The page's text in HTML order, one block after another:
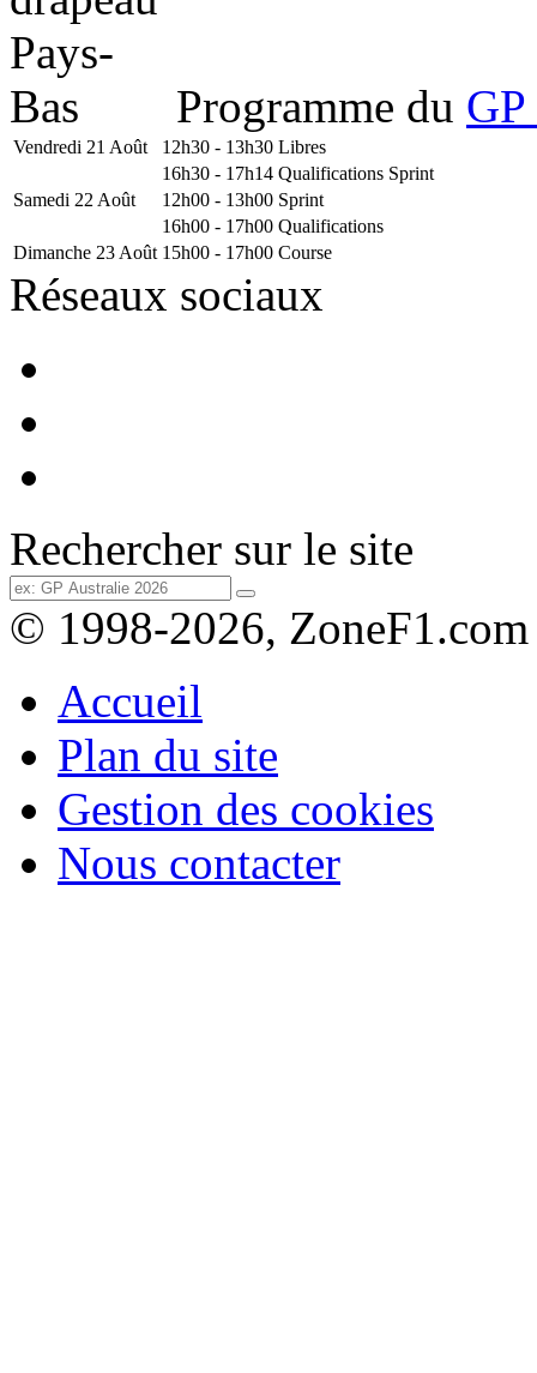
Programme du
Vendredi 21 Août 12h30 - 13h30 Libres
16h30 - 17h14 Qualifications Sprint
Samedi 22 Août
12h00 - 13h00 Sprint
16h00 - 17h00 Qualifications
Dimanche 23 Août 15h00 - 17h00 Course
Réseaux sociaux
Rechercher sur le site
© 1998-2026, ZoneF1.com
Accueil
Plan du site
Gestion des cookies
Nous contacter